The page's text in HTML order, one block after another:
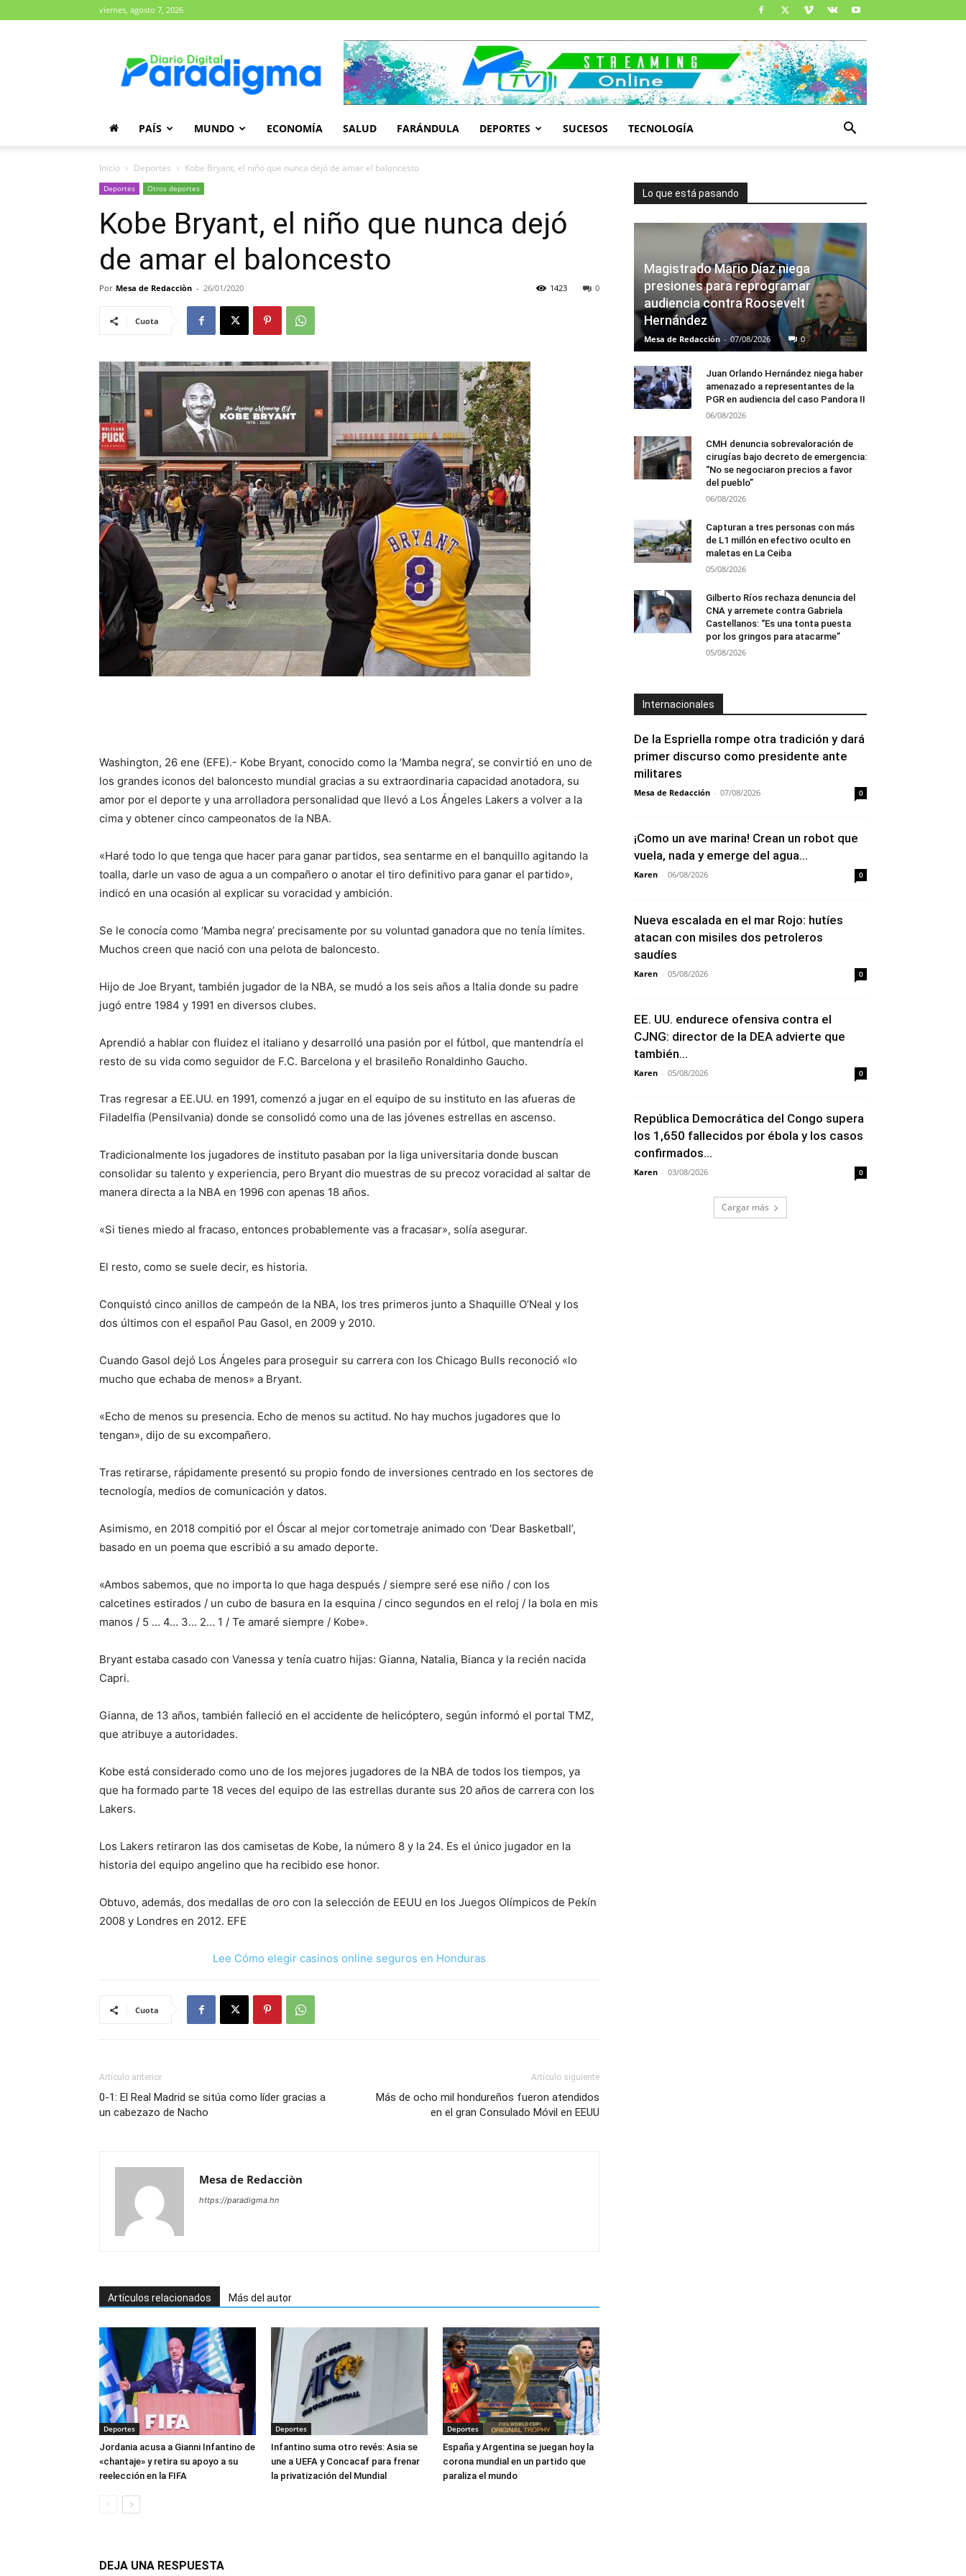
viernes, agosto 7, 2026
Paradigma
PAÍS MUNDO ECONOMÍA SALUD FARÁNDULA DEPORTES SUCESOS TECNOLOGÍA
Inicio Deportes Kobe Bryant, el niño que nunca dejó de amar el baloncesto
Deportes Otros deportes
Kobe Bryant, el niño que nunca dejó
de amar el baloncesto
Por Mesa de Redacciòn - 26/01/2020 0
1423
Cuota
Washington, 26 ene (EFE).- Kobe Bryant, conocido como la ‘Mamba negra’, se convirtió en uno de
los grandes iconos del baloncesto mundial gracias a su extraordinaria capacidad anotadora, su
amor por el deporte y una arrolladora personalidad que llevó a Los Ángeles Lakers a volver a la
cima y obtener cinco campeonatos de la NBA.
«Haré todo lo que tenga que hacer para ganar partidos, sea sentarme en el banquillo agitando la
toalla, darle un vaso de agua a un compañero o anotar el tiro definitivo para ganar el partido»,
indicó en una ocasión al explicar su voracidad y ambición.
Se le conocía como ‘Mamba negra’ precisamente por su voluntad ganadora que no tenía límites.
Muchos creen que nació con una pelota de baloncesto.
Hijo de Joe Bryant, también jugador de la NBA, se mudó a los seis años a Italia donde su padre
jugó entre 1984 y 1991 en diversos clubes.
Aprendió a hablar con fluidez el italiano y desarrolló una pasión por el fútbol, que mantendría el
resto de su vida como seguidor de F.C. Barcelona y el brasileño Ronaldinho Gaucho.
Tras regresar a EE.UU. en 1991, comenzó a jugar en el equipo de su instituto en las afueras de
Filadelfia (Pensilvania) donde se consolidó como una de las jóvenes estrellas en ascenso.
Tradicionalmente los jugadores de instituto pasaban por la liga universitaria donde buscan
consolidar su talento y experiencia, pero Bryant dio muestras de su precoz voracidad al saltar de
manera directa a la NBA en 1996 con apenas 18 años.
«Si tienes miedo al fracaso, entonces probablemente vas a fracasar», solía asegurar.
El resto, como se suele decir, es historia.
Conquistó cinco anillos de campeón de la NBA, los tres primeros junto a Shaquille O’Neal y los
dos últimos con el español Pau Gasol, en 2009 y 2010.
Cuando Gasol dejó Los Ángeles para proseguir su carrera con los Chicago Bulls reconoció «lo
mucho que echaba de menos» a Bryant.
«Echo de menos su presencia. Echo de menos su actitud. No hay muchos jugadores que lo
tengan», dijo de su excompañero.
Tras retirarse, rápidamente presentó su propio fondo de inversiones centrado en los sectores de
tecnología, medios de comunicación y datos.
Asimismo, en 2018 compitió por el Óscar al mejor cortometraje animado con ‘Dear Basketball’,
basado en un poema que escribió a su amado deporte.
«Ambos sabemos, que no importa lo que haga después / siempre seré ese niño / con los
calcetines estirados / un cubo de basura en la esquina / cinco segundos en el reloj / la bola en mis
manos / 5 … 4… 3… 2… 1 / Te amaré siempre / Kobe».
Bryant estaba casado con Vanessa y tenía cuatro hijas: Gianna, Natalia, Bianca y la recién nacida
Capri.
Gianna, de 13 años, también falleció en el accidente de helicóptero, según informó el portal TMZ,
que atribuye a autoridades.
Kobe está considerado como uno de los mejores jugadores de la NBA de todos los tiempos, ya
que ha formado parte 18 veces del equipo de las estrellas durante sus 20 años de carrera con los
Lakers.
Los Lakers retiraron las dos camisetas de Kobe, la número 8 y la 24. Es el único jugador en la
historia del equipo angelino que ha recibido ese honor.
Obtuvo, además, dos medallas de oro con la selección de EEUU en los Juegos Olímpicos de Pekín
2008 y Londres en 2012. EFE
Lee Cómo elegir casinos online seguros en Honduras
Cuota
Artículo anterior
0-1: El Real Madrid se sitúa como líder gracias a
un cabezazo de Nacho
Artículo siguiente
Más de ocho mil hondureños fueron atendidos
en el gran Consulado Móvil en EEUU
Mesa de Redacciòn
https://paradigma.hn
Artículos relacionados Más del autor
Deportes
Jordania acusa a Gianni Infantino de
«chantaje» y retira su apoyo a su
reelección en la FIFA
Deportes
Infantino suma otro revés: Asia se
une a UEFA y Concacaf para frenar
la privatización del Mundial
Deportes
España y Argentina se juegan hoy la
corona mundial en un partido que
paraliza el mundo
DEJA UNA RESPUESTA
Lo que está pasando
Magistrado Mario Díaz niega
presiones para reprogramar
audiencia contra Roosevelt
Hernández
Mesa de Redacción - 07/08/2026 0
Juan Orlando Hernández niega haber
amenazado a representantes de la
PGR en audiencia del caso Pandora II
06/08/2026
CMH denuncia sobrevaloración de
cirugías bajo decreto de emergencia:
“No se negociaron precios a favor
del pueblo”
06/08/2026
Capturan a tres personas con más
de L1 millón en efectivo oculto en
maletas en La Ceiba
05/08/2026
Gilberto Ríos rechaza denuncia del
CNA y arremete contra Gabriela
Castellanos: “Es una tonta puesta
por los gringos para atacarme”
05/08/2026
Internacionales
De la Espriella rompe otra tradición y dará
primer discurso como presidente ante
militares
Mesa de Redacción - 07/08/2026 0
¡Como un ave marina! Crean un robot que
vuela, nada y emerge del agua...
Karen - 06/08/2026 0
Nueva escalada en el mar Rojo: hutíes
atacan con misiles dos petroleros
saudíes
Karen - 05/08/2026 0
EE. UU. endurece ofensiva contra el
CJNG: director de la DEA advierte que
también...
Karen - 05/08/2026 0
República Democrática del Congo supera
los 1,650 fallecidos por ébola y los casos
confirmados...
Karen - 03/08/2026 0
Cargar más